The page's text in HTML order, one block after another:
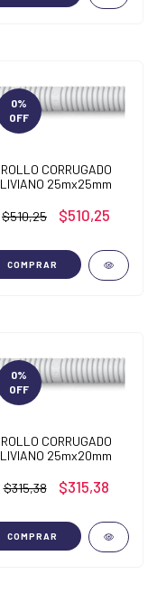
0%
OFF
ROLLO CORRUGADO
LIVIANO 25mx25mm
$510,25 $510,25
COMPRAR
0%
OFF
ROLLO CORRUGADO
LIVIANO 25mx20mm
$315,38 $315,38
COMPRAR